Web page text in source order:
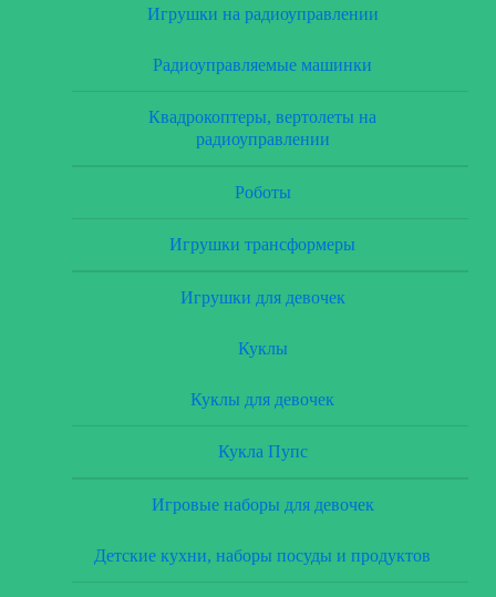
Игрушки на радиоуправлении
Радиоуправляемые машинки
Квадрокоптеры, вертолеты на
радиоуправлении
Роботы
Игрушки трансформеры
Игрушки для девочек
Куклы
Куклы для девочек
Кукла Пупс
Игровые наборы для девочек
Детские кухни, наборы посуды и продуктов